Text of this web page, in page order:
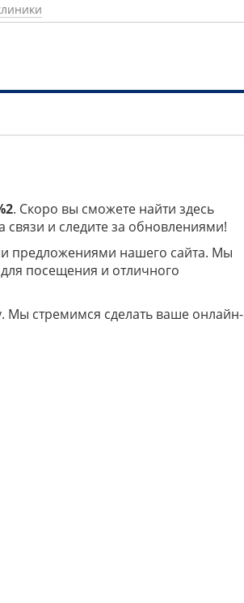
. Скоро вы сможете найти здесь
и следите за обновлениями!
предложениями нашего сайта. Мы
посещения и отличного
Мы стремимся сделать ваше онлайн-